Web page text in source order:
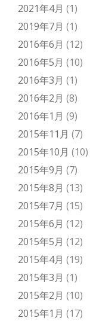
2021年4月 (1)
2019年7月 (1)
2016年6月 (12)
2016年5月 (10)
2016年3月 (1)
2016年2月 (8)
2016年1月 (9)
2015年11月 (7)
2015年10月 (10)
2015年9月 (7)
2015年8月 (13)
2015年7月 (15)
2015年6月 (12)
2015年5月 (12)
2015年4月 (19)
2015年3月 (1)
2015年2月 (10)
2015年1月 (17)